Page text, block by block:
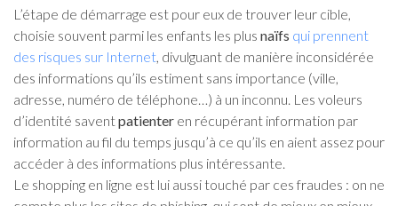
L’étape de démarrage est pour eux de trouver leur cible,
choisie souvent parmi les enfants les plus naïfs qui prennent
des risques sur Internet , divulguant de manière inconsidérée
des informations qu’ils estiment sans importance (ville,
adresse, numéro de téléphone…) à un inconnu. Les voleurs
d’identité saventpatienter en récupérant information par
information au fil du temps jusqu’à ce qu’ils en aient assez pour
accéder à des informations plus intéressante.
Le shopping en ligne est lui aussi touché par ces fraudes : on ne